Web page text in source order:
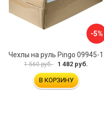
-5%
Чехлы на руль Pingo 09945-1
1 560 руб. 1 482 руб.
В КОРЗИНУ